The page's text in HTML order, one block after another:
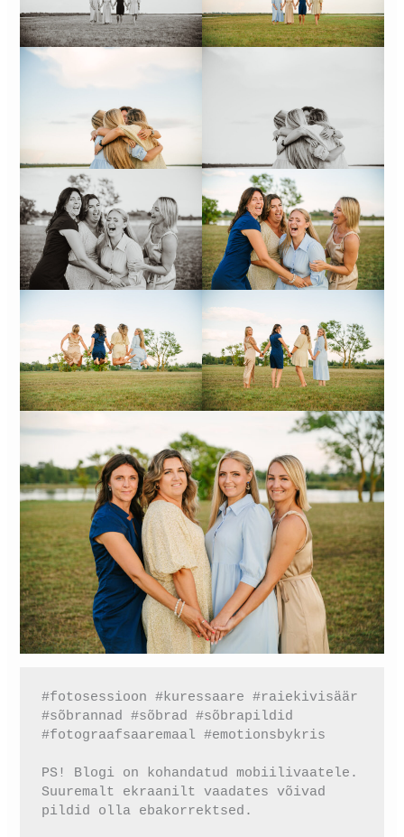
#fotosessioon #kuressaare #raiekivisäär
#sõbrannad #sõbrad #sõbrapildid
#fotograafsaaremaal #emotionsbykris
PS! Blogi on kohandatud mobiilivaatele.
Suuremalt ekraanilt vaadates võivad
pildid olla ebakorrektsed.